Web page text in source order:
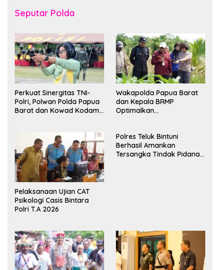
Seputar Polda
Perkuat Sinergitas TNI-
Polri, Polwan Polda Papua
Barat dan Kowad Kodam
Persahabatan
Wakapolda Papua Barat
dan Kepala BRMP
Optimalkan
Pangan Papua Barat
Pelaksanaan Ujian CAT
Psikologi Casis Bintara
Polri T.A 2026
Polres Teluk Bintuni
Berhasil Amankan
Tersangka Tindak Pidana